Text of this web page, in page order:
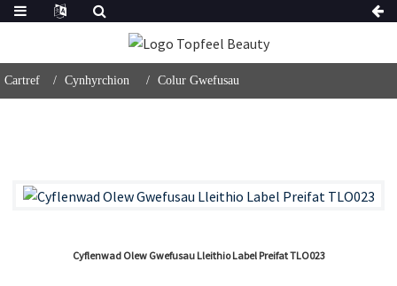
Cartref Cynhyrchion Colur Gwefusau
Cyflenwad Olew Gwefusau Lleithio Label Preifat TLO023